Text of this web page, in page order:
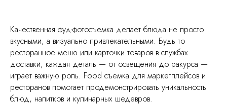
Качественная фуд-фотосъемка делает блюда не просто
вкусными, а визуально привлекательными. Будь то
ресторанное меню или карточки товаров в службах
доставки, каждая деталь — от освещения до ракурса —
играет важную роль. Food съемка для маркетплейсов и
ресторанов помогает продемонстрировать уникальность
блюд, напитков и кулинарных шедевров.